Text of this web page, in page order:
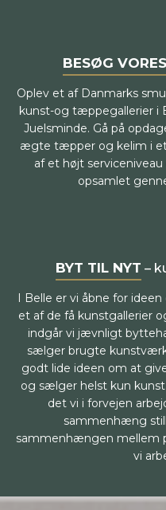
BESØG
Oplev et af Danmarks
kunst-og tæppegallerier i
Juelsminde. Gå på
ægte tæpper og kelim i
af et højt
opsamlet
BYT TIL NYT –
I Belle er vi åbne for
et af de få kunstgallerier
indgår vi jævnligt
sælger brugte
godt lide ideen om at
og sælger helst kun
det vi i forvejen
sammenhæng
sammenhængen mellem
vi